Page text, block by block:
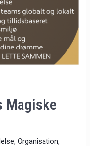
Magiske
,Organisation,